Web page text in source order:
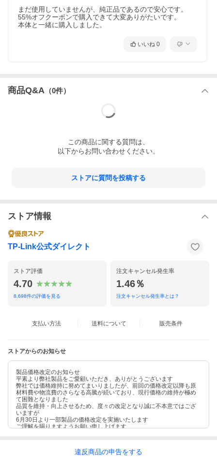
まだ使用していませんが、純正品であるので安心です。
55%オフクーポンで購入できて大変ありがたいです。
本体と一緒に購入しました。
いいね 0
商品Q&A （0件）
この商品に関する質問は、
以下からお問い合わせください。
ストアに質問を投稿する
ストア情報
TP-Link公式ダイレクト
ストア評価
4.70
8,698件の評価を見る
注文キャンセル発生率
1.46％
注文キャンセル発生率とは？
支払い方法 送料について 販売条件
ストアからのお知らせ
製品価格改定のお知らせ
平素より弊社製品をご愛顧いただき、ありがとうございます
弊社では価格維持に努めてまいりましたが、前回の価格改定以降も原
材料費や物流費のさらなる高騰が続いており、現行価格の維持が極め
て困難となりました
品質を維持・向上させるため、度々の改定となり誠に不本意ではござ
いますが
6月30日より一部製品の価格改定を実施いたします
ご理解を賜りますようお願い申し上げます
違反商品の申告をする